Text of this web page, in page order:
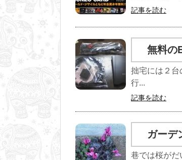
記事を読む
無料の
拙宅には２台
行...
記事を読む
ガーデ
巷では桜がだ